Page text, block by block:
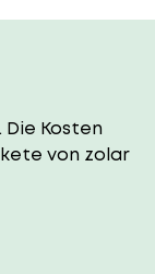
Kosten
von zolar